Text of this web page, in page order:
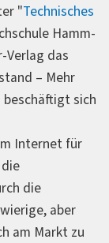
"Technisches
Hamm-
Verlag das
– Mehr
sich
Internet für
die
aber
am Markt zu